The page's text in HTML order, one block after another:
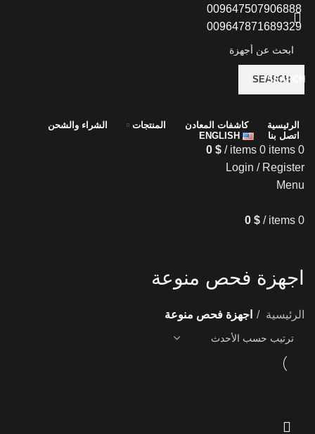
009647507906888
009647871689329
SEARCH
الرئيسية كاشفات المعادن المنتجات
الشراء والشحن
اتصل بنا
ENGLISH
0
items 0 items
/
0 $
Login / Register
Menu
0
items
/
0 $
اجهزة فحص منوعة
الرئيسية اجهزة فحص منوعة
SEARCH